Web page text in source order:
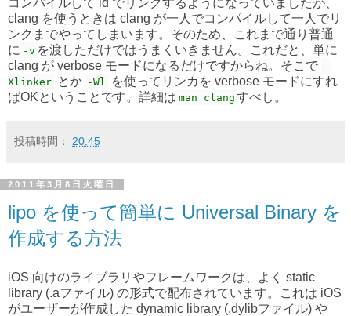
コンパイルして ld でリンクするようになっていましたが、
clang を使うときは clang が一人でコンパイルして一人でリ
ンクまでやってしまいます。そのため、これまで通り普通
に -v を渡しただけではうまくいきません。これだと、単に
clang が verbose モードになるだけですからね。そこで -
Xlinker とか -Wl
を使ってリンカを verbose モードにすれ
ばOKということです。詳細は man clang すべし。
投稿時間： 20:45
2011年3月8日火曜日
lipo を使って簡単に Universal Binary を
作成する方法
iOS 向けのライブラリやフレームワークは、よく static
library (.aファイル) の形式で配布されています。これは iOS
がユーザーが作成した dynamic library (.dylibファイル) や